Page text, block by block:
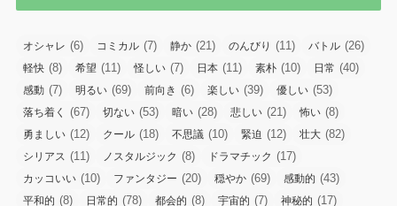
オシャレ (6) コミカル (7) 静か (21) のんびり (11) バトル (26)
軽快 (8) 希望 (11) 怪しい (7) 日本 (11) 素朴 (10) 日常 (40)
感動 (7) 明るい (69) 前向き (6) 楽しい (39) 優しい (53)
落ち着く (67) 切ない (53) 暗い (28) 悲しい (21) 怖い (8)
勇ましい (12) クール (18) 不思議 (10) 緊迫 (12) 壮大 (82)
シリアス (11) ノスタルジック (8) ドラマチック (17)
カッコいい (10) ファンタジー (20) 穏やか (69) 感動的 (43)
平和的 (8) 日常的 (78) 都会的 (8) 宇宙的 (7) 神秘的 (17)